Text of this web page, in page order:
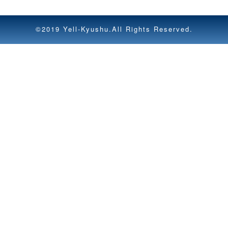
©2019 Yell-Kyushu.All Rights Reserved.